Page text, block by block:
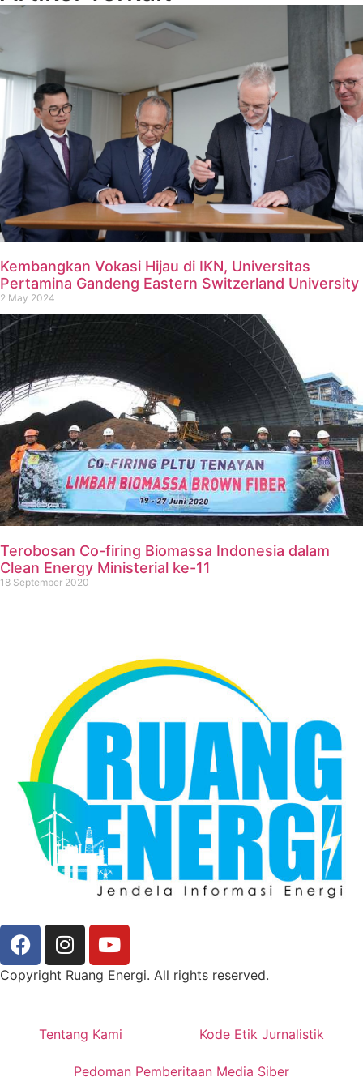
Kembangkan Vokasi Hijau di IKN, Universitas
Pertamina Gandeng Eastern Switzerland University
2 May 2024
Terobosan Co-firing Biomassa Indonesia dalam
Clean Energy Ministerial ke-11
18 September 2020
Copyright Ruang Energi. All rights reserved.
Tentang Kami Kode Etik Jurnalistik
Pedoman Pemberitaan Media Siber